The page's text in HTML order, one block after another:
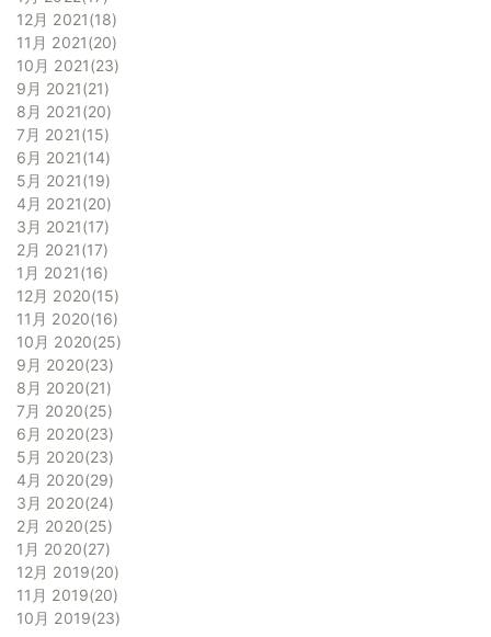
12月 2021 18
11月 2021 20
10月 2021 23
9月 2021 21
8月 2021 20
7月 2021 15
6月 2021 14
5月 2021 19
4月 2021 20
3月 2021 17
2月 2021 17
1月 2021 16
12月 2020 15
11月 2020 16
10月 2020 25
9月 2020 23
8月 2020 21
7月 2020 25
6月 2020 23
5月 2020 23
4月 2020 29
3月 2020 24
2月 2020 25
1月 2020 27
12月 2019 20
11月 2019 20
10月 2019 23